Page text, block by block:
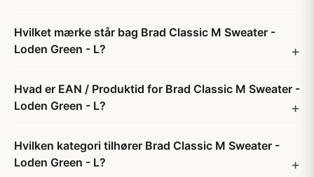
Hvilket mærke står bag Brad Classic M Sweater -
Loden Green - L?
Hvad er EAN / Produktid for Brad Classic M Sweater -
Loden Green - L?
Hvilken kategori tilhører Brad Classic M Sweater -
Loden Green - L?